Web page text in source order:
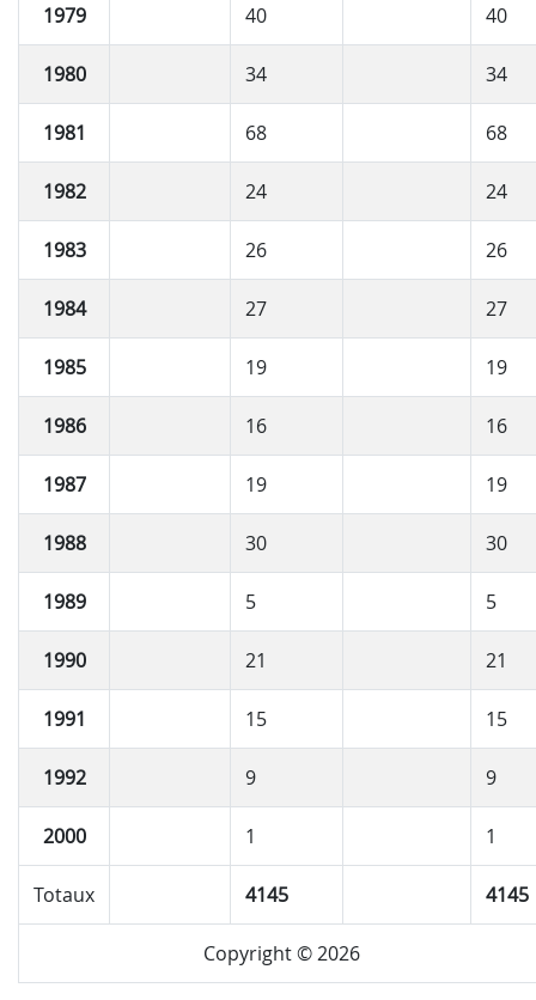
1979 40 40
1980 34 34
1981 68 68
1982 24 24
1983 26 26
1984 27 27
1985 19 19
1986 16 16
1987 19 19
1988 30 30
1989 5 5
1990 21 21
1991 15 15
1992 9 9
2000 1 1
Totaux 4145 4145
Copyright © 2026